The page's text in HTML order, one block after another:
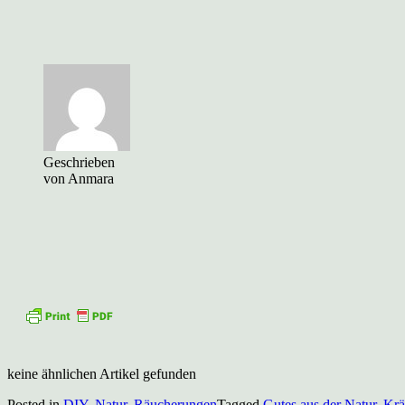
Geschrieben
von Anmara
keine ähnlichen Artikel gefunden